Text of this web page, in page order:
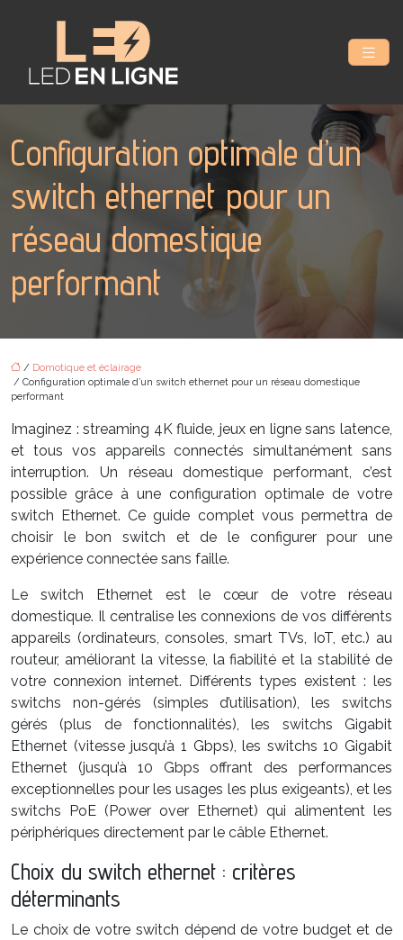
Configuration optimale d’un
switch ethernet pour un
réseau domestique
performant
/ Domotique et éclairage
/ Configuration optimale d’un switch ethernet pour un réseau domestique
performant
Imaginez : streaming 4K fluide, jeux en ligne sans latence,
et tous vos appareils connectés simultanément sans
interruption. Un réseau domestique performant, c’est
possible grâce à une configuration optimale de votre
switch Ethernet. Ce guide complet vous permettra de
choisir le bon switch et de le configurer pour une
expérience connectée sans faille.
Le switch Ethernet est le cœur de votre réseau
domestique. Il centralise les connexions de vos différents
appareils (ordinateurs, consoles, smart TVs, IoT, etc.) au
routeur, améliorant la vitesse, la fiabilité et la stabilité de
votre connexion internet. Différents types existent : les
switchs non-gérés (simples d’utilisation), les switchs
gérés (plus de fonctionnalités), les switchs Gigabit
Ethernet (vitesse jusqu’à 1 Gbps), les switchs 10 Gigabit
Ethernet (jusqu’à 10 Gbps offrant des performances
exceptionnelles pour les usages les plus exigeants), et les
switchs PoE (Power over Ethernet) qui alimentent les
périphériques directement par le câble Ethernet.
Choix du switch ethernet : critères
déterminants
Le choix de votre switch dépend de votre budget et de